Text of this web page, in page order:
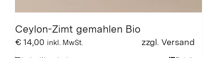
Ceylon-Zimt gemahlen Bio
€ 14,00 inkl. MwSt. zzgl. Versand